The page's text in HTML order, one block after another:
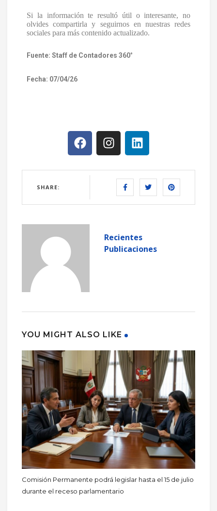
Si la información te resultó útil o interesante, no
olvides compartirla y seguirnos en nuestras redes
sociales para más contenido actualizado.
Fuente: Staff de Contadores 360°
Fecha: 07/04/26
SHARE:
Recientes
Publicaciones
YOU MIGHT ALSO LIKE
Comisión Permanente podrá legislar hasta el 15 de julio
durante el receso parlamentario